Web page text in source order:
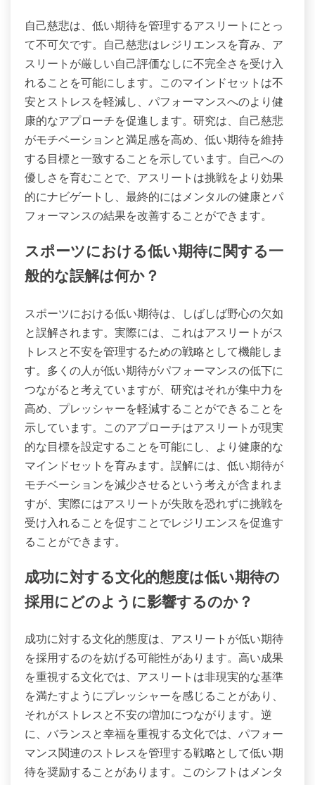
自己慈悲は、低い期待を管理するアスリートにとっ
て不可欠です。自己慈悲はレジリエンスを育み、ア
スリートが厳しい自己評価なしに不完全さを受け入
れることを可能にします。このマインドセットは不
安とストレスを軽減し、パフォーマンスへのより健
康的なアプローチを促進します。研究は、自己慈悲
がモチベーションと満足感を高め、低い期待を維持
する目標と一致することを示しています。自己への
優しさを育むことで、アスリートは挑戦をより効果
的にナビゲートし、最終的にはメンタルの健康とパ
フォーマンスの結果を改善することができます。
スポーツにおける低い期待に関する一
般的な誤解は何か？
スポーツにおける低い期待は、しばしば野心の欠如
と誤解されます。実際には、これはアスリートがス
トレスと不安を管理するための戦略として機能しま
す。多くの人が低い期待がパフォーマンスの低下に
つながると考えていますが、研究はそれが集中力を
高め、プレッシャーを軽減することができることを
示しています。このアプローチはアスリートが現実
的な目標を設定することを可能にし、より健康的な
マインドセットを育みます。誤解には、低い期待が
モチベーションを減少させるという考えが含まれま
すが、実際にはアスリートが失敗を恐れずに挑戦を
受け入れることを促すことでレジリエンスを促進す
ることができます。
成功に対する文化的態度は低い期待の
採用にどのように影響するのか？
成功に対する文化的態度は、アスリートが低い期待
を採用するのを妨げる可能性があります。高い成果
を重視する文化では、アスリートは非現実的な基準
を満たすようにプレッシャーを感じることがあり、
それがストレスと不安の増加につながります。逆
に、バランスと幸福を重視する文化では、パフォー
マンス関連のストレスを管理する戦略として低い期
待を奨励することがあります。このシフトはメンタ